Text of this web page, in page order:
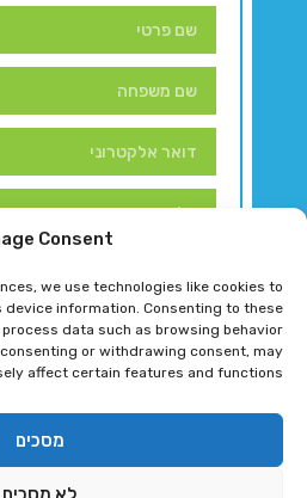
Consent
we use technologies like cookies to
information. Consenting to these
data such as browsing behavior
or withdrawing consent, may
affect certain features and functions.
מסכים